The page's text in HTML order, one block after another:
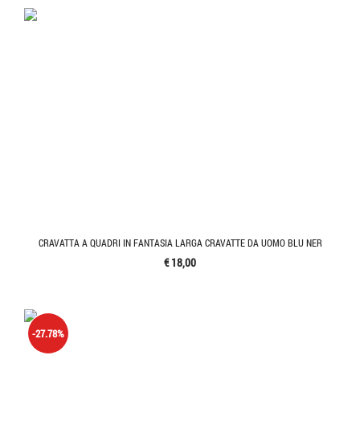
CRAVATTA A QUADRI IN FANTASIA LARGA CRAVATTE DA UOMO BLU NER
€ 18,00
-27.78%